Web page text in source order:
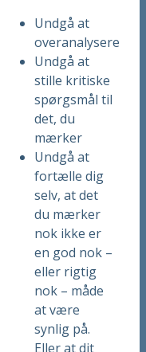
Undgå at
overanalysere
Undgå at
stille kritiske
spørgsmål til
det, du
mærker
Undgå at
fortælle dig
selv, at det
du mærker
nok ikke er
en god nok –
eller rigtig
nok – måde
at være
synlig på.
Eller at dit